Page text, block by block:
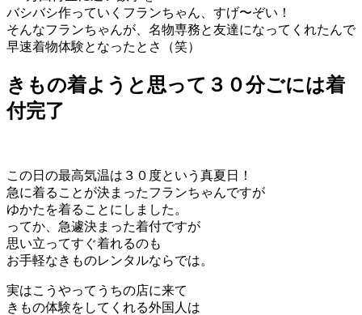
バシバシ作っていくフランちゃん、すげ〜ぞい！
そんなフランちゃんが、名物専務と友達になってくれたんで
早速着物体験となったとさ（笑）
きもの着ようと思って３０分ごには着
付完了
この日の最高気温は３０度という真夏日！
急に着ることが決まったフランちゃんですが
ゆかたを着ることにしました。
ってか、急遽決まった着付ですが
思い立ってすぐ着れるのも
お手軽なきものレンタルならでは。
実はこうやってうちの店に来て
きもの体験をしてくれる外国人は